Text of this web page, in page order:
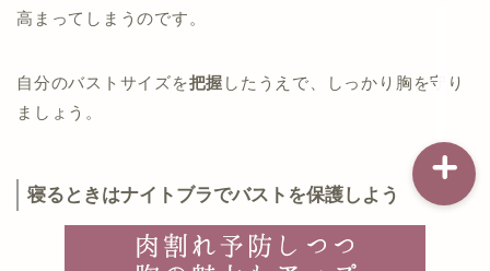
高まってしまうのです。
自分のバストサイズを把握 したうえで、しっかり胸を守り
ましょう。
寝るときはナイトブラでバストを保護しよう